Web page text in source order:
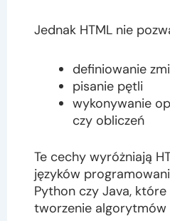
Jednak HTML nie
definiowanie
pisanie pętli
wykonywanie
czy obliczeń
Te cechy wyróżniają
języków
Python czy Java,
tworzenie algorytmów